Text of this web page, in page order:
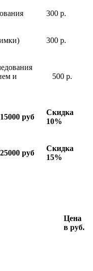
300 р.
300 р.
и
500 р.
руб
Скидка
10%
руб
Скидка
15%
Цена
в руб.